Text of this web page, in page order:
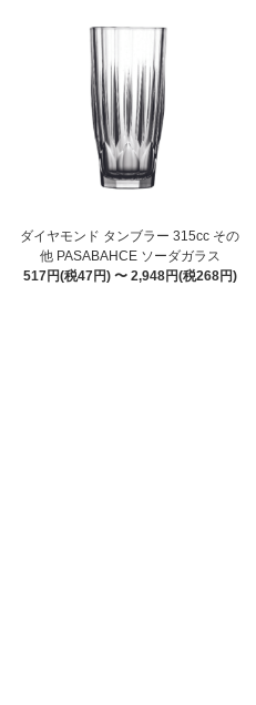
ダイヤモンド タンブラー 315cc その
他 PASABAHCE ソーダガラス
517円(税47円) 〜 2,948円(税268円)